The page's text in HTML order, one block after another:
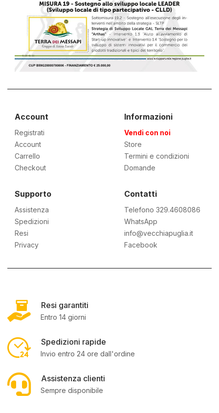
Account
Registrati
Account
Carrello
Checkout
Informazioni
Vendi con noi
Store
Termini e condizioni
Domande
Supporto
Assistenza
Spedizioni
Resi
Privacy
Contatti
Telefono 329.4608086
WhatsApp
info@vecchiapuglia.it
Facebook
Resi garantiti
Entro 14 giorni
Spedizioni rapide
Invio entro 24 ore dall'ordine
Assistenza clienti
Sempre disponibile